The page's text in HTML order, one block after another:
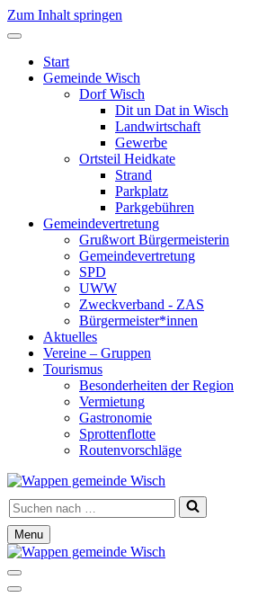
Zum Inhalt springen
Start
Gemeinde Wisch
Dorf Wisch
Dit un Dat in Wisch
Landwirtschaft
Gewerbe
Ortsteil Heidkate
Strand
Parkplatz
Parkgebühren
Gemeindevertretung
Grußwort Bürgermeisterin
Gemeindevertretung
SPD
UWW
Zweckverband - ZAS
Bürgermeister*innen
Aktuelles
Vereine – Gruppen
Tourismus
Besonderheiten der Region
Vermietung
Gastronomie
Sprottenflotte
Routenvorschläge
Suchen
nach …
Menu
Navigationsmenü
Navigationsmenü